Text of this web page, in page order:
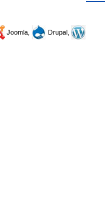
Joomla,
Drupal,